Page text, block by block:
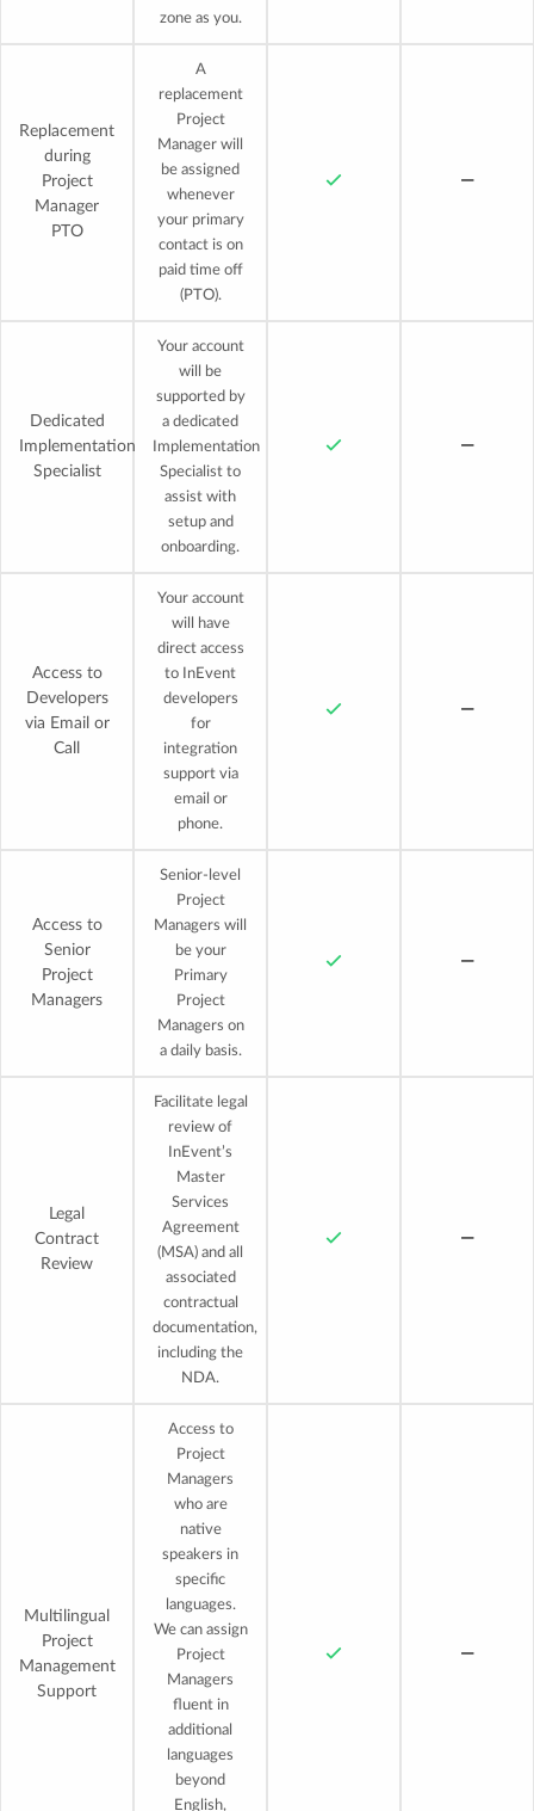
zone as you.
Replacement
during
Project
Manager
PTO
A
replacement
Project
Manager will
be assigned
whenever
your primary
contact is on
paid time off
(PTO).
Dedicated
Implementation
Specialist
Your account
will be
supported by
a dedicated
Implementation
Specialist to
assist with
setup and
onboarding.
Access to
Developers
via Email or
Call
Your account
will have
direct access
to InEvent
developers
for
integration
support via
email or
phone.
Access to
Senior
Project
Managers
Senior-level
Project
Managers will
be your
Primary
Project
Managers on
a daily basis.
Legal
Contract
Review
Facilitate legal
review of
InEvent’s
Master
Services
Agreement
(MSA) and all
associated
contractual
documentation,
including the
NDA.
Multilingual
Project
Management
Support
Access to
Project
Managers
who are
native
speakers in
specific
languages.
We can assign
Project
Managers
fluent in
additional
languages
beyond
English,